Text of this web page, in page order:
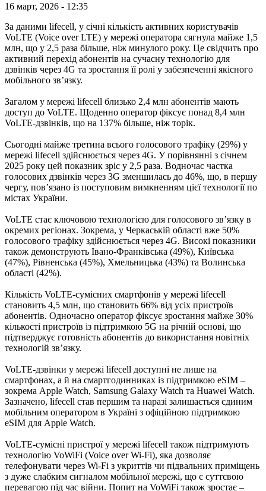
16 март, 2026 - 12:35
За даними lifecell, у січні кількість активних користувачів
VoLTE (Voice over LTE) у мережі оператора сягнула майже 1,5
млн, що у 2,5 раза більше, ніж минулого року. Це свідчить про
активний перехід абонентів на сучасну технологію для
дзвінків через 4G та зростання її ролі у забезпеченні якісного
мобільного зв’язку.
Загалом у мережі lifecell близько 2,4 млн абонентів мають
доступ до VoLTE. Щоденно оператор фіксує понад 8,4 млн
VoLTE-дзвінків, що на 137% більше, ніж торік.
Сьогодні майже третина всього голосового трафіку (29%) у
мережі lifecell здійснюється через 4G. У порівнянні з січнем
2025 року цей показник зріс у 2,5 раза. Водночас частка
голосових дзвінків через 3G зменшилась до 46%, що, в першу
чергу, пов’язано із поступовим вимкненням цієї технології по
містах України.
VoLTE стає ключовою технологією для голосового зв’язку в
окремих регіонах. Зокрема, у Черкаській області вже 50%
голосового трафіку здійснюється через 4G. Високі показники
також демонструють Івано-Франківська (49%), Київська
(47%), Рівненська (45%), Хмельницька (43%) та Волинська
області (42%).
Кількість VoLTE-сумісних смартфонів у мережі lifecell
становить 4,5 млн, що становить 66% від усіх пристроїв
абонентів. Одночасно оператор фіксує зростання майже 30%
кількості пристроїв із підтримкою 5G на річній основі, що
підтверджує готовність абонентів до використання новітніх
технологій зв’язку.
VoLTE-дзвінки у мережі lifecell доступні не лише на
смартфонах, а й на смартгодинниках із підтримкою eSIM –
зокрема Apple Watch, Samsung Galaxy Watch та Huawei Watch.
Зазначено, lifecell став першим та наразі залишається єдиним
мобільним оператором в Україні з офіційною підтримкою
eSIM для Apple Watch.
VoLTE-сумісні пристрої у мережі lifecell також підтримують
технологію VoWiFi (Voice over Wi-Fi), яка дозволяє
телефонувати через Wi-Fi з укриттів чи підвальних приміщень
з дуже слабким сигналом мобільної мережі, що є суттєвою
перевагою під час війни. Попит на VoWiFi також зростає –